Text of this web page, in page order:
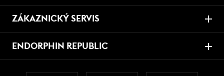
ZÁKAZNICKÝ SERVIS
ENDORPHIN REPUBLIC